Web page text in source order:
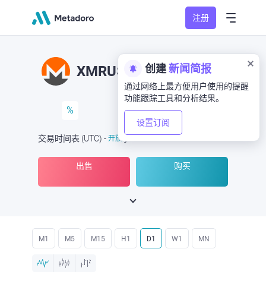
注册
创建新闻简报
通过网络上最方便用户使用的提醒
功能跟踪工具和分析结果。
设置订阅
XMRUSD XMR/USD
%
交易时间表 (UTC) - 开放 于
出售 购买
M1 M5 M15 H1 D1 W1 MN